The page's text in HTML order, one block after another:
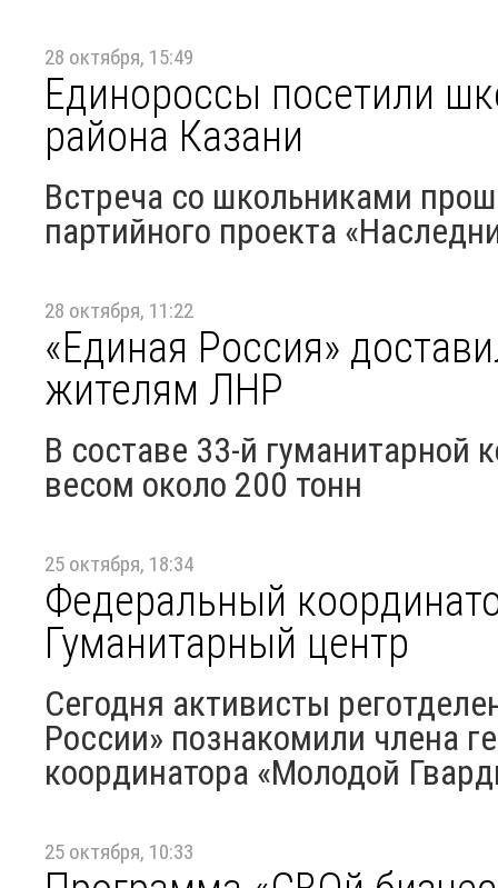
28 октября, 15:49
Единороссы посетили
района Казани
Встреча со школьниками
партийного проекта
28 октября, 11:22
«Единая Россия»
жителям ЛНР
В составе 33-й
весом около 200 тонн
25 октября, 18:34
Федеральный
Гуманитарный центр
Сегодня активисты
России» познакомили члена
координатора «Молодой
25 октября, 10:33